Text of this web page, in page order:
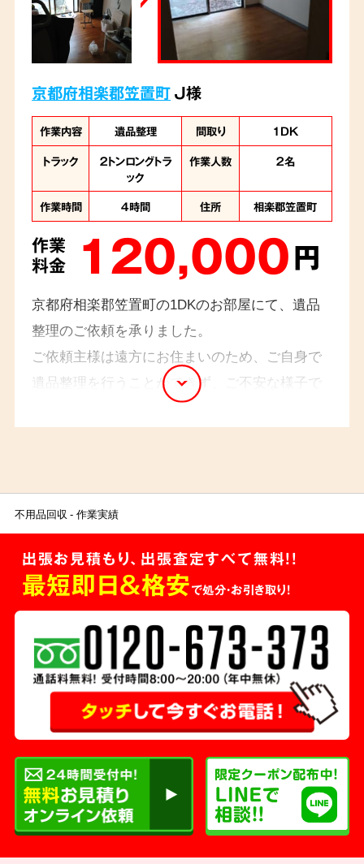
京都府相楽郡笠置町J様
作業内容 遺品整理 間取り
1DK
トラック
２トンロングトラ
ック
作業人数 ２名
作業時間 ４時間 住所 相楽郡笠置町
作業
料金
120,000円
京都府相楽郡笠置町の1DKのお部屋にて、遺品
整理のご依頼を承りました。
ご依頼主様は遠方にお住まいのため、ご自身で
遺品整理を行うことができず、ご不安な様子で
した。そこで、事前に丁寧なヒアリングを行
い、ご依頼主様のご要望をしっかりと把握した
前後のご報告、お写真でのご確認など、連絡を
こまめに取らせていただきました。「安心してま
かせることができた」とのお言葉をいただき、私
たちも大変嬉しく思います。
不用品回収 作業実績
出張お見積もり、出張査定すべて無料!!
最短即日＆格安で処分・お引き取り！